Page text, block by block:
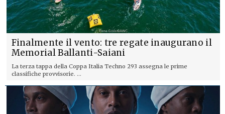
Finalmente il vento: tre regate inaugurano il
Memorial Ballanti-Saiani
La terza tappa della Coppa Italia Techno 293 assegna le prime
classifiche provvisorie. ...